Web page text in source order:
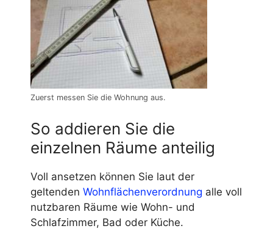
Zuerst messen Sie die Wohnung aus.
So addieren Sie die
einzelnen Räume anteilig
Voll ansetzen können Sie laut der
geltenden Wohnflächenverordnung alle voll
nutzbaren Räume wie Wohn- und
Schlafzimmer, Bad oder Küche.